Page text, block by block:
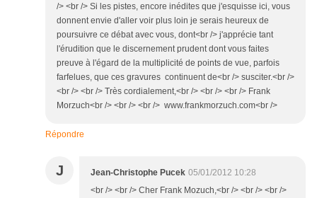
/> <br /> Si les pistes, encore inédites que j'esquisse ici, vous
donnent envie d'aller voir plus loin je serais heureux de
poursuivre ce débat avec vous, dont<br /> j'apprécie tant
l'érudition que le discernement prudent dont vous faites
preuve à l'égard de la multiplicité de points de vue, parfois
farfelues, que ces gravures continuent de<br /> susciter.<br />
<br /> <br /> Très cordialement,<br /> <br /> <br /> Frank
Morzuch<br /> <br /> <br /> www.frankmorzuch.com<br />
Répondre
J Jean-Christophe Pucek 05/01/2012 10:28
<br /> <br /> Cher Frank Mozuch,<br /> <br /> <br />